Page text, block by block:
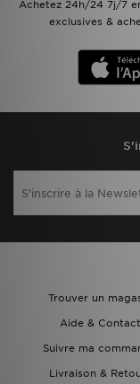
Achetez 24h/24 7j/7
exclusives &
Trouver un
Aide & Contact
Suivre ma
Livraison &